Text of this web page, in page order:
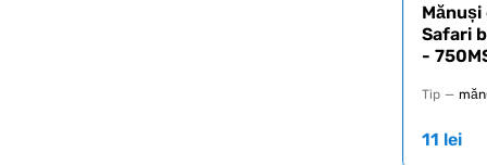
Safari
-
Tip —
11 lei